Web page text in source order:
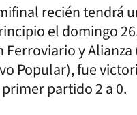
recién tendrá
el domingo
Ferroviario y Alianza
Popular), fue
partido 2 a 0.